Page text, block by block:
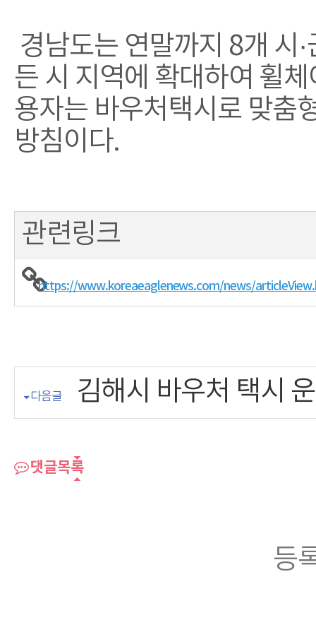
경남도는 연말까지 8개 시
든 시 지역에 확대하여 휠
용자는 바우처택시로 맞춤
방침이다.
관련링크
https://www.koreaeaglenews.com/news/
다음글 김해시 바우처 택시
댓글목록
등